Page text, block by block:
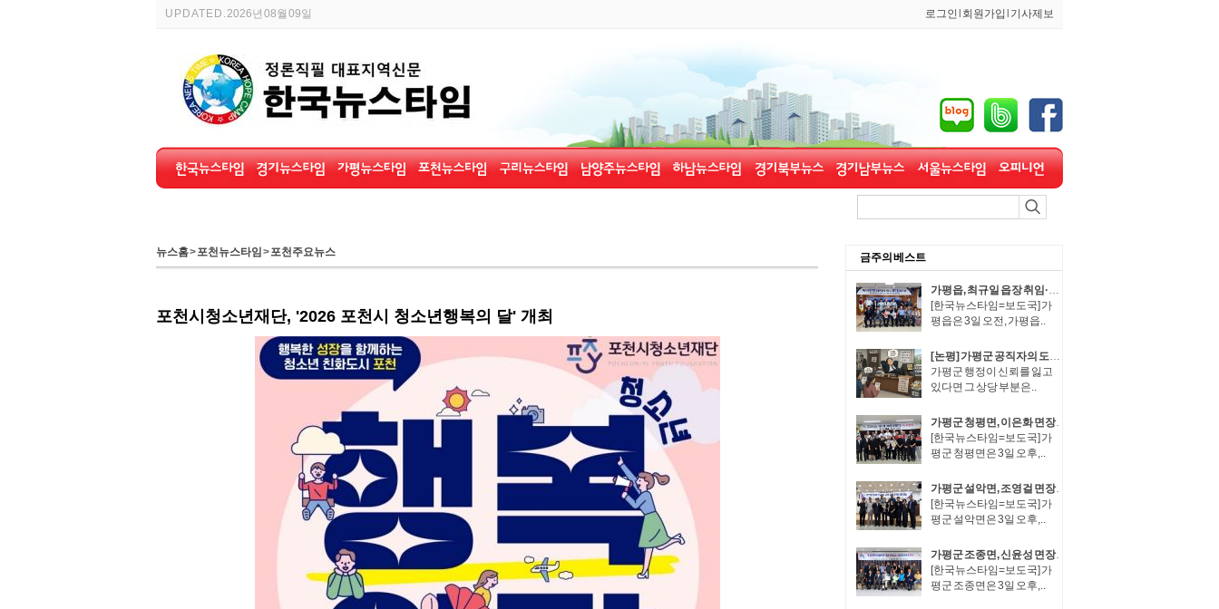
UPDATED.2026년 08월 09일 로그인 회원가입 기사제보
뉴스홈>포천뉴스타임 >포천주요뉴스 금주의 베스트
가평읍, 최규일 읍장 취임·장석조 읍장 이임식 개최
[한국뉴스타임=보도국] 가
평읍은 3일 오전, 가평읍..
[논평] 가평군 공직자의 도덕적 해이, 군민이 용납할 수 없다.
가평군 행정이 신뢰를 잃고
있다면 그 상당 부분은..
가평군 청평면, 이은화 면장 취임·박성규 면장 이임
[한국뉴스타임=보도국] 가
평군 청평면은 3일 오후,..
가평군 설악면, 조영걸 면장 취임·이동철 면장 이임
[한국뉴스타임=보도국] 가
평군 설악면은 3일 오후,..
가평군 조종면, 신윤성 면장 취임·임진섭 면장 이임
[한국뉴스타임=보도국] 가
평군 조종면은 3일 오후,..